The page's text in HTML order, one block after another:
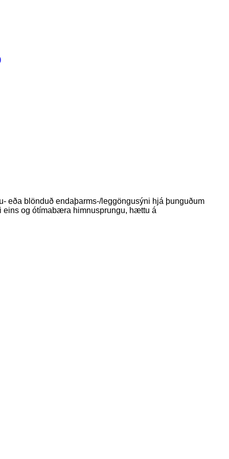
eða blönduð endaþarms-/leggöngusýni hjá þunguðum
eins og ótímabæra himnusprungu, hættu á